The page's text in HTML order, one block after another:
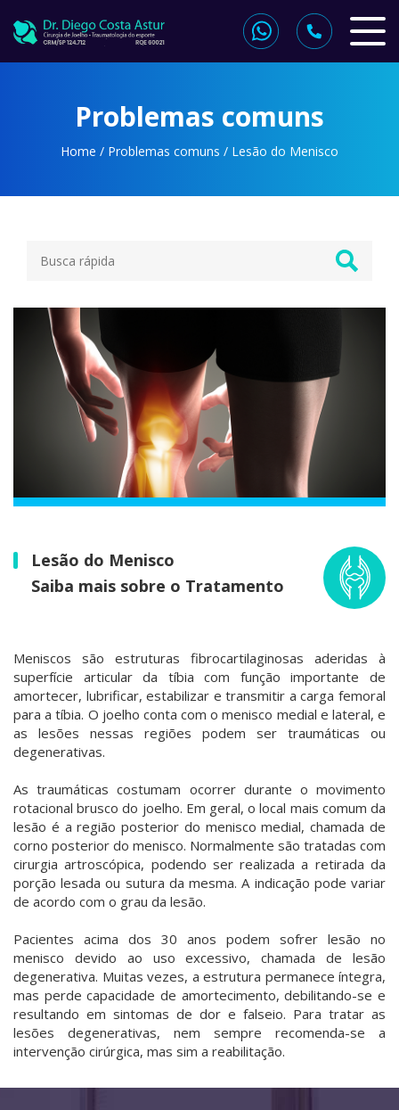
Problemas comuns
Home / Problemas comuns / Lesão do Menisco
Lesão do Menisco
Saiba mais sobre o Tratamento
Meniscos são estruturas fibrocartilaginosas aderidas à
superfície articular da tíbia com função importante de
amortecer, lubrificar, estabilizar e transmitir a carga femoral
para a tíbia. O joelho conta com o menisco medial e lateral, e
as lesões nessas regiões podem ser traumáticas ou
degenerativas.
As traumáticas costumam ocorrer durante o movimento
rotacional brusco do joelho. Em geral, o local mais comum da
lesão é a região posterior do menisco medial, chamada de
corno posterior do menisco. Normalmente são tratadas com
cirurgia artroscópica, podendo ser realizada a retirada da
porção lesada ou sutura da mesma. A indicação pode variar
de acordo com o grau da lesão.
Pacientes acima dos 30 anos podem sofrer lesão no
menisco devido ao uso excessivo, chamada de lesão
degenerativa. Muitas vezes, a estrutura permanece íntegra,
mas perde capacidade de amortecimento, debilitando-se e
resultando em sintomas de dor e falseio. Para tratar as
lesões degenerativas, nem sempre recomenda-se a
intervenção cirúrgica, mas sim a reabilitação.